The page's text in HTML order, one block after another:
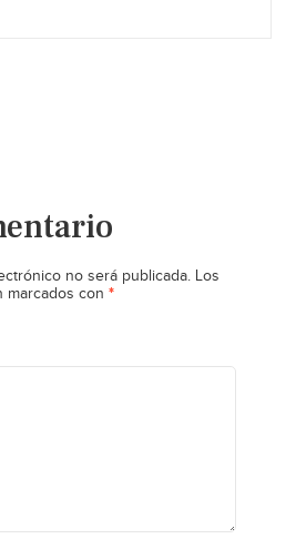
no será publicada. Los
marcados con *